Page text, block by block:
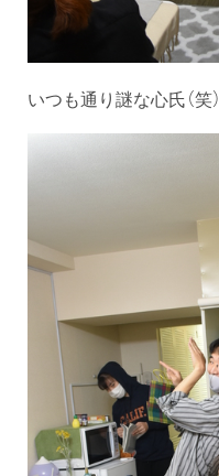
いつも通り謎な心氏（笑）